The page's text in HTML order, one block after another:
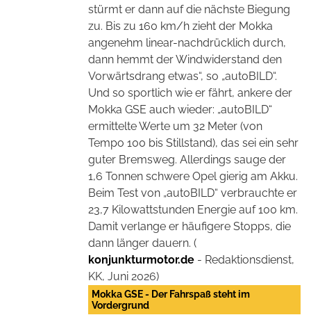
stürmt er dann auf die nächste Biegung
zu. Bis zu 160 km/h zieht der Mokka
angenehm linear-nachdrücklich durch,
dann hemmt der Windwiderstand den
Vorwärtsdrang etwas“, so „autoBILD“.
Und so sportlich wie er fährt, ankere der
Mokka GSE auch wieder: „autoBILD“
ermittelte Werte um 32 Meter (von
Tempo 100 bis Stillstand), das sei ein sehr
guter Bremsweg. Allerdings sauge der
1,6 Tonnen schwere Opel gierig am Akku.
Beim Test von „autoBILD“ verbrauchte er
23,7 Kilowattstunden Energie auf 100 km.
Damit verlange er häufigere Stopps, die
dann länger dauern. (
konjunkturmotor.de - Redaktionsdienst,
KK, Juni 2026)
Mokka GSE - Der Fahrspaß steht im
Vordergrund